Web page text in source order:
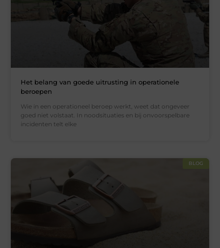
Het belang van goede uitrusting in operationele
beroepen
Wie in een operationeel beroep werkt, weet dat ongeveer
goed niet volstaat. In noodsituaties en bij onvoorspelbare
incidenten telt elke
BLOG